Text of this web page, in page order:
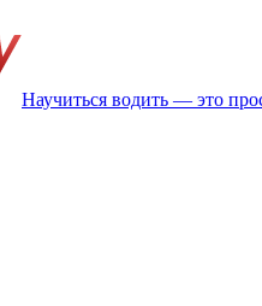
Научиться водить — это